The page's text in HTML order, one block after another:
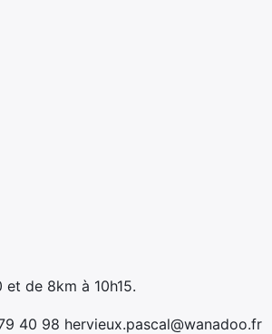
de 8km à 10h15.
40 98 hervieux.pascal@wanadoo.fr